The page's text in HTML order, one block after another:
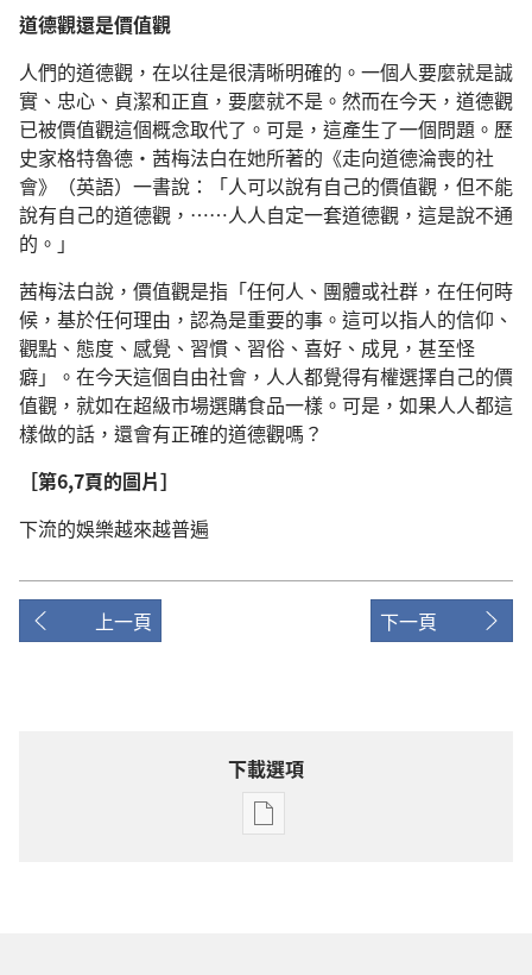
道德觀還是價值觀
人們的道德觀，在以往是很清晰明確的。一個人要麼就是誠
實、忠心、貞潔和正直，要麼就不是。然而在今天，道德觀
已被價值觀這個概念取代了。可是，這產生了一個問題。歷
史家格特魯德·茜梅法白在她所著的《走向道德淪喪的社
會》（英語）一書說：「人可以說有自己的價值觀，但不能
說有自己的道德觀，……人人自定一套道德觀，這是說不通
的。」
茜梅法白說，價值觀是指「任何人、團體或社群，在任何時
候，基於任何理由，認為是重要的事。這可以指人的信仰、
觀點、態度、感覺、習慣、習俗、喜好、成見，甚至怪
癖」。在今天這個自由社會，人人都覺得有權選擇自己的價
值觀，就如在超級市場選購食品一樣。可是，如果人人都這
樣做的話，還會有正確的道德觀嗎？
［第6,7頁的圖片］
下流的娛樂越來越普遍
上一頁 下一頁
下載選項
出